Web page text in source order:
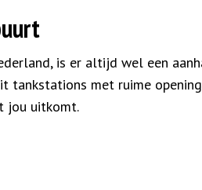
is er altijd wel een
tankstations met ruime
jou uitkomt.